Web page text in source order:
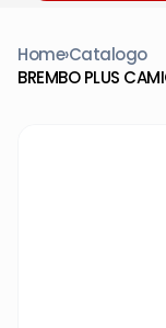
Home›Catalogo
BREMBO PLUS